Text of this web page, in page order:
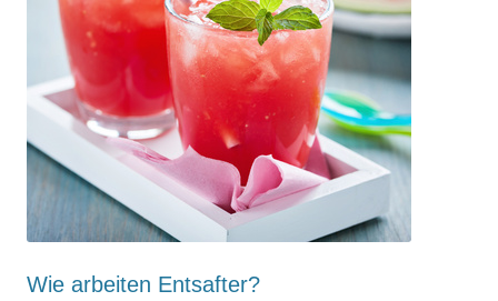
Wie arbeiten Entsafter?